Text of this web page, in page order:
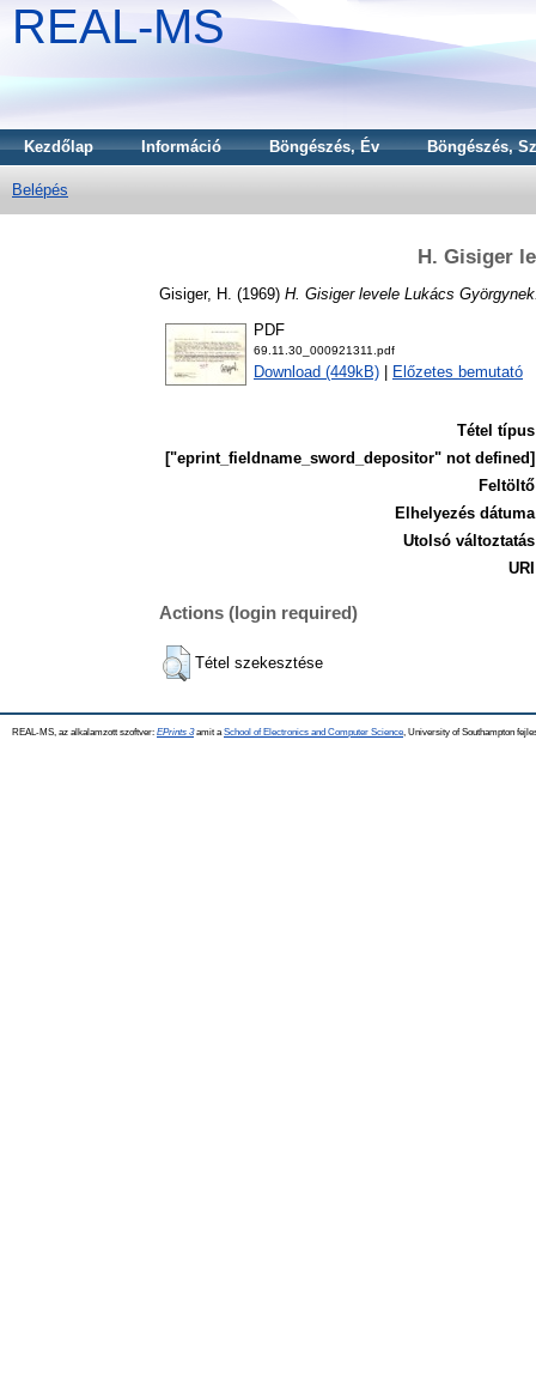
REAL-MS
Kezdőlap Információ Böngészés, Év Böngészés,
Belépés
H. Gisiger
Gisiger, H. (1969) H. Gisiger levele Lukács
PDF
69.11.30_000921311.pdf
Download (449kB) Előzetes bemutató
Tétel
["eprint_fieldname_sword_depositor" not
Elhelyezés
Utolsó
Actions (login required)
Tétel szekesztése
REAL-MS, az alkalamzott szoftver: EPrints 3amit a School of Electronics and Computer Science , University of Southampton